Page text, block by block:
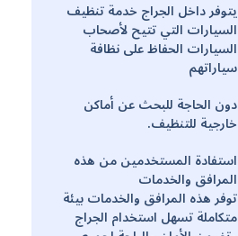
يتوفر داخل الجراج خدمة تنظيف
السيارات التي تتيح لأصحاب
السيارات الحفاظ على نظافة
سياراتهم
دون الحاجة للبحث عن أماكن
خارجية للتنظيف.
استفادة المستخدمين من هذه
المرافق والخدمات
توفر هذه المرافق والخدمات بيئة
متكاملة تسهل استخدام الجراج